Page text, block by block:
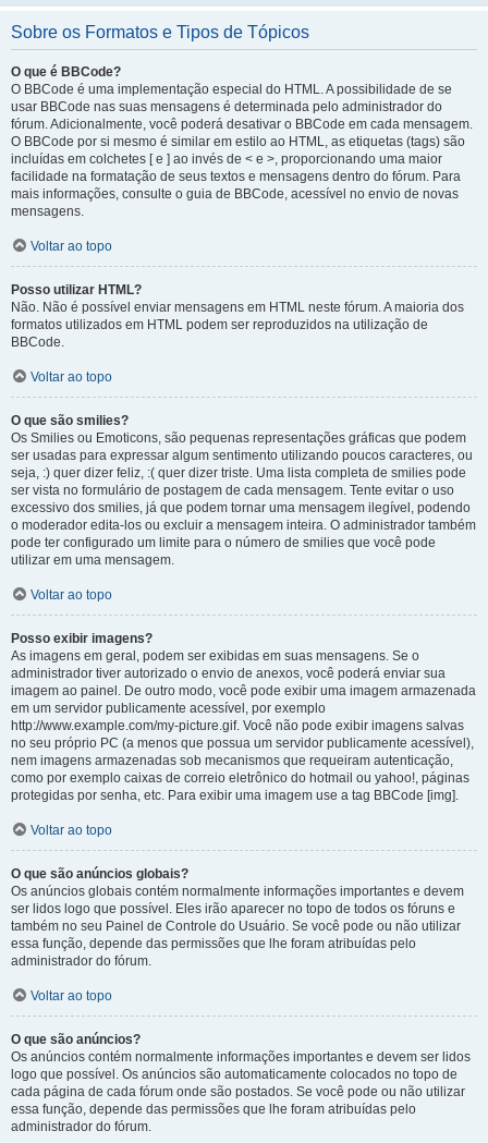
Sobre os Formatos e Tipos de Tópicos
O que é BBCode?
O BBCode é uma implementação especial do HTML. A possibilidade de se
usar BBCode nas suas mensagens é determinada pelo administrador do
fórum. Adicionalmente, você poderá desativar o BBCode em cada mensagem.
O BBCode por si mesmo é similar em estilo ao HTML, as etiquetas (tags) são
incluídas em colchetes [ e ] ao invés de < e >, proporcionando uma maior
facilidade na formatação de seus textos e mensagens dentro do fórum. Para
mais informações, consulte o guia de BBCode, acessível no envio de novas
mensagens.
Voltar ao topo
Posso utilizar HTML?
Não. Não é possível enviar mensagens em HTML neste fórum. A maioria dos
formatos utilizados em HTML podem ser reproduzidos na utilização de
BBCode.
Voltar ao topo
O que são smilies?
Os Smilies ou Emoticons, são pequenas representações gráficas que podem
ser usadas para expressar algum sentimento utilizando poucos caracteres, ou
seja, :) quer dizer feliz, :( quer dizer triste. Uma lista completa de smilies pode
ser vista no formulário de postagem de cada mensagem. Tente evitar o uso
excessivo dos smilies, já que podem tornar uma mensagem ilegível, podendo
o moderador edita-los ou excluir a mensagem inteira. O administrador também
pode ter configurado um limite para o número de smilies que você pode
utilizar em uma mensagem.
Voltar ao topo
Posso exibir imagens?
As imagens em geral, podem ser exibidas em suas mensagens. Se o
administrador tiver autorizado o envio de anexos, você poderá enviar sua
imagem ao painel. De outro modo, você pode exibir uma imagem armazenada
em um servidor publicamente acessível, por exemplo
http://www.example.com/my-picture.gif. Você não pode exibir imagens salvas
no seu próprio PC (a menos que possua um servidor publicamente acessível),
nem imagens armazenadas sob mecanismos que requeiram autenticação,
como por exemplo caixas de correio eletrônico do hotmail ou yahoo!, páginas
protegidas por senha, etc. Para exibir uma imagem use a tag BBCode [img].
Voltar ao topo
O que são anúncios globais?
Os anúncios globais contém normalmente informações importantes e devem
ser lidos logo que possível. Eles irão aparecer no topo de todos os fóruns e
também no seu Painel de Controle do Usuário. Se você pode ou não utilizar
essa função, depende das permissões que lhe foram atribuídas pelo
administrador do fórum.
Voltar ao topo
O que são anúncios?
Os anúncios contém normalmente informações importantes e devem ser lidos
logo que possível. Os anúncios são automaticamente colocados no topo de
cada página de cada fórum onde são postados. Se você pode ou não utilizar
essa função, depende das permissões que lhe foram atribuídas pelo
administrador do fórum.